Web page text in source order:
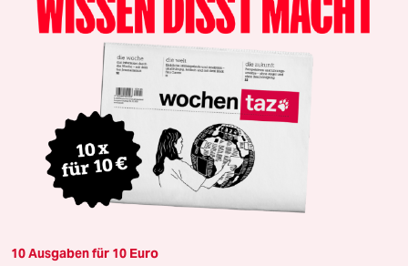
10 Ausgaben für 10 Euro